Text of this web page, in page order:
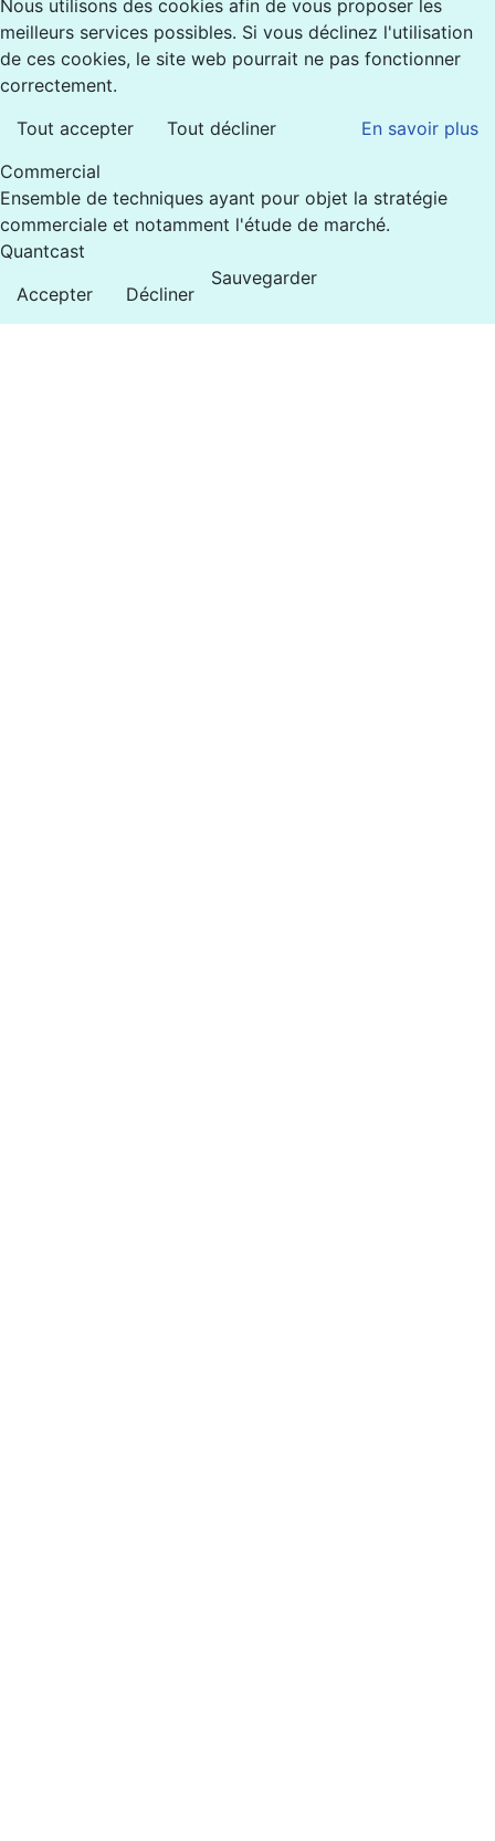
Nous utilisons des cookies afin de vous proposer les
meilleurs services possibles. Si vous déclinez l'utilisation
de ces cookies, le site web pourrait ne pas fonctionner
correctement.
Tout accepter
Tout décliner
En savoir plus
Commercial
Ensemble de techniques ayant pour objet la stratégie
commerciale et notamment l'étude de marché.
Quantcast
Accepter
Décliner
Sauvegarder